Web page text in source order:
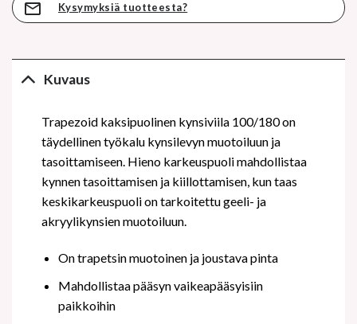
Kysymyksiä tuotteesta?
Kuvaus
Trapezoid kaksipuolinen kynsiviila 100/180 on
täydellinen työkalu kynsilevyn muotoiluun ja
tasoittamiseen. Hieno karkeuspuoli mahdollistaa
kynnen tasoittamisen ja kiillottamisen, kun taas
keskikarkeuspuoli on tarkoitettu geeli- ja
akryylikynsien muotoiluun.
On trapetsin muotoinen ja joustava pinta
Mahdollistaa pääsyn vaikeapääsyisiin
paikkoihin